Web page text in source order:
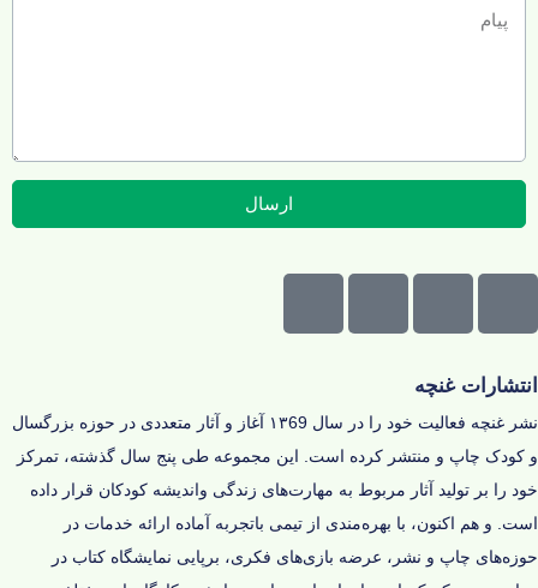
ارسال
انتشارات غنچه
نشر غنچه فعالیت خود را در سال ۱۳69 آغاز و‌ آثار متعددی در حوزه‌ بزرگسال
و کودک چاپ و منتشر کرده است. این مجموعه طی پنج سال گذشته، تمرکز
خود را بر تولید آثار مربوط به مهارت‌های زندگی و‌اندیشه‌ کودکان قرار داده
است. و هم اکنون، با بهره‌مندی از تیمی باتجربه آماده‌ ارائه‌ خدمات در
حوزه‌های چاپ و نشر، عرضه‌ بازی‌های فکری، برپایی نمایشگاه کتاب در